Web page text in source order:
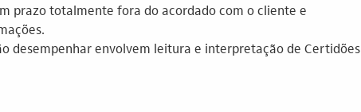
prazo totalmente fora do acordado com o cliente e
desempenhar envolvem leitura e interpretação de Certidões